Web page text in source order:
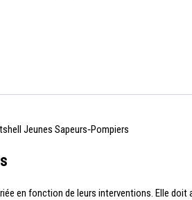
Jeunes Sapeurs‑Pompiers
en fonction de leurs interventions. Elle